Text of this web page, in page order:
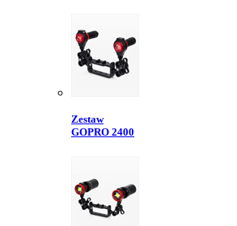
Zestaw
GOPRO 2400